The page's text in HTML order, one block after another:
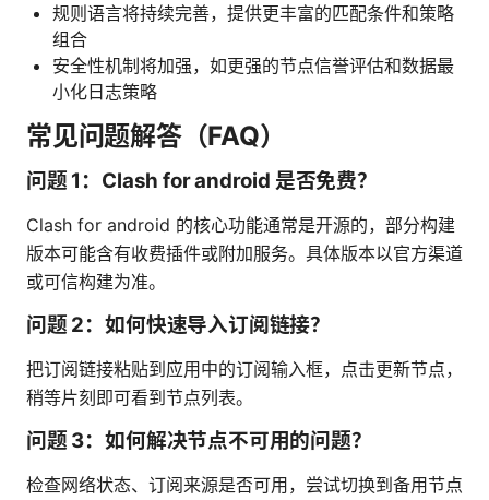
规则语言将持续完善，提供更丰富的匹配条件和策略
组合
安全性机制将加强，如更强的节点信誉评估和数据最
小化日志策略
常见问题解答（FAQ）
问题 1：Clash for android 是否免费？
Clash for android 的核心功能通常是开源的，部分构建
版本可能含有收费插件或附加服务。具体版本以官方渠道
或可信构建为准。
问题 2：如何快速导入订阅链接？
把订阅链接粘贴到应用中的订阅输入框，点击更新节点，
稍等片刻即可看到节点列表。
问题 3：如何解决节点不可用的问题？
检查网络状态、订阅来源是否可用，尝试切换到备用节点